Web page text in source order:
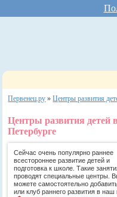
Первенец.ру »Центры развития
Центры развития детей
Петербурге
Сейчас очень популярно раннее
всестороннее развитие детей и
подготовка к школе. Такие
проводят специальные центры.
можете самостоятельно
или клуб раннего развития в наш